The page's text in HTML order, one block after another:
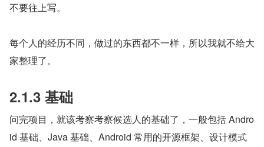
不要往上写。
每个人的经历不同，做过的东西都不一样，所以我就不给大
家整理了。
2.1.3 基础
问完项目，就该考察考察候选人的基础了，一般包括 Andro
id 基础、Java 基础、Android 常用的开源框架、设计模式